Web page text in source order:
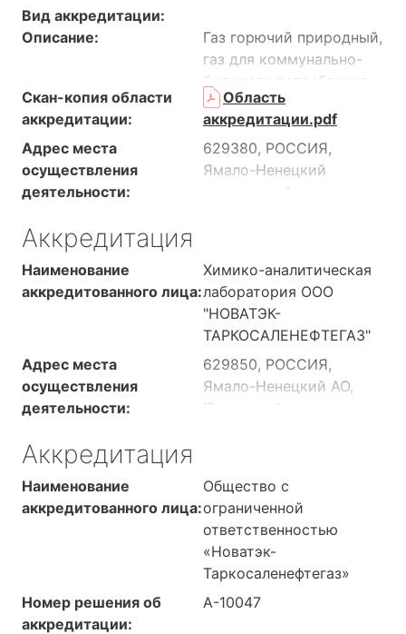
Вид аккредитации:
Описание:
Газ горючий природный,
газ для коммунально-
бытового потребления,
конденсат газовый
деэтанизированный,
нефть и нефтепродукты,
нефть и продукты
перегонки нефти, нефть,
водоснабжения, вода
питьевая, атмосферный
воздух
Скан-копия области
аккредитации:
Область
аккредитации.pdf
Адрес места
осуществления
деятельности:
629380, РОССИЯ,
Ямало-Ненецкий
автономный округ,
месторождение,
Химлаборатория
Аккредитация
Наименование
аккредитованного лица:
Химико-аналитическая
лаборатория ООО
"НОВАТЭК-
ТАРКОСАЛЕНЕФТЕГАЗ"
Адрес места
осуществления
деятельности:
629850, РОССИЯ,
Ямало-Ненецкий АО,
Пуровский р-н,
Газовый промысел, ДКС
(СЭБ)
629830, РОССИЯ,
Ямало-Ненецкий АО,
Пуровский р-н, район
НПС «Пур-Пе», (СИКН
Аккредитация
Наименование
аккредитованного лица:
Общество с
ограниченной
ответственностью
«Новатэк-
Таркосаленефтегаз»
Номер решения об
аккредитации:
А-10047